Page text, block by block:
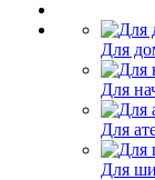
Для
Для
Для
Для